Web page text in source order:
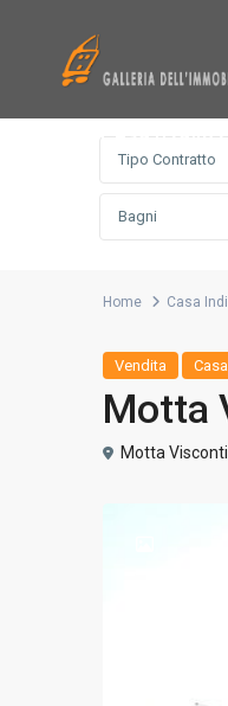
tel. +39
Tipo Contratto
Bagni
Home Casa
Vendita
Motta
Motta Visconti